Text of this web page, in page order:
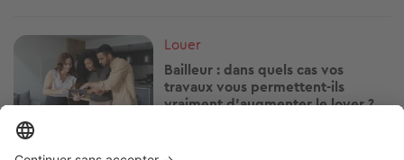
Image
Louer
Bailleur : dans quels cas vos
travaux vous permettent-ils
vraiment d’augmenter le loyer ?